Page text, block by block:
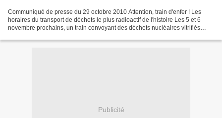
Communiqué de presse du 29 octobre 2010 Attention, train d'enfer ! Les
horaires du transport de déchets le plus radioactif de l'histoire Les 5 et 6
novembre prochains, un train convoyant des déchets nucléaires vitrifiés
Publicité